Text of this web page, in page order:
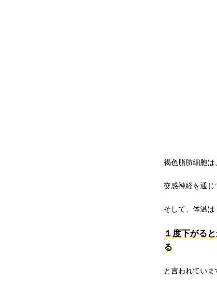
褐色脂肪細胞
交感神経を通
そして、体温は
１度下がる
る
と言われていま